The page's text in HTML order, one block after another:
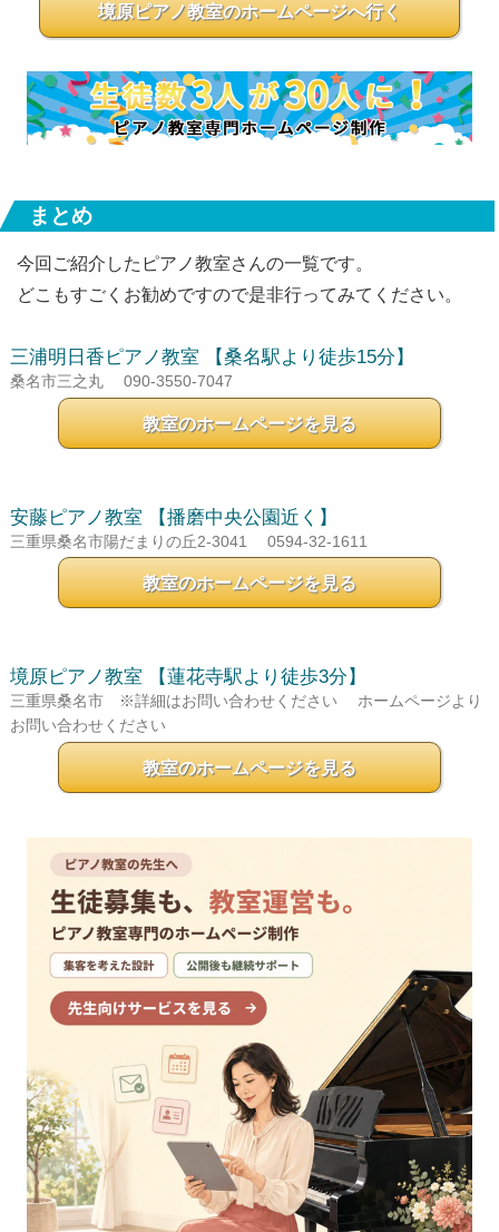
境原ピアノ教室のホームページへ行く
まとめ
今回ご紹介したピアノ教室さんの一覧です。
どこもすごくお勧めですので是非行ってみてください。
三浦明日香ピアノ教室 【桑名駅より徒歩15分】
桑名市三之丸 090-3550-7047
教室のホームページを見る
安藤ピアノ教室 【播磨中央公園近く】
三重県桑名市陽だまりの丘2-3041 0594-32-1611
教室のホームページを見る
境原ピアノ教室 【蓮花寺駅より徒歩3分】
三重県桑名市 ※詳細はお問い合わせください
ホームページより
お問い合わせください
教室のホームページを見る